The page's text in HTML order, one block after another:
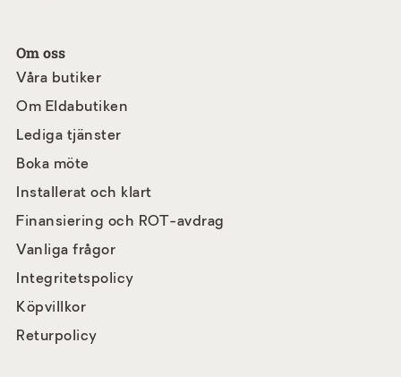
Om oss
Våra butiker
Om Eldabutiken
Lediga tjänster
Boka möte
Installerat och klart
Finansiering och ROT-avdrag
Vanliga frågor
Integritetspolicy
Köpvillkor
Returpolicy